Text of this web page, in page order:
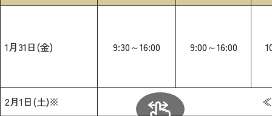
2026年9月入学者向け 新入生サイト
（外部サイト）
1月31日(金) 9:30～16:00 9:00～16:00
2月1日(土)※
≪